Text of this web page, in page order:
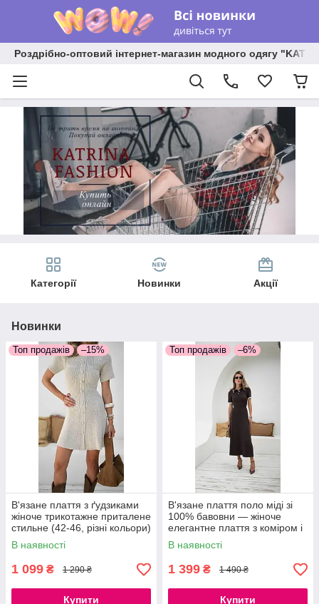
Роздрібно-оптовий інтернет-магазин модного одягу
Категорії Новинки Акції
Новинки
Топ продажів –15%
В'язане плаття з ґудзиками
жіноче трикотажне приталене
стильне (42-46, різні кольори)
В наявності
1 099 ₴ 1 290 ₴
Купити
Топ продажів –6%
В'язане плаття поло міді зі
100% бавовни — жіноче
елегантне плаття з коміром і
коротким рукавом
В наявності
1 399 ₴ 1 490 ₴
Купити